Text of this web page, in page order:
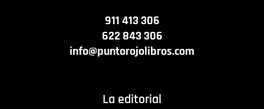
911 413 306
622 843 306
info@puntorojolibros.com
La editorial